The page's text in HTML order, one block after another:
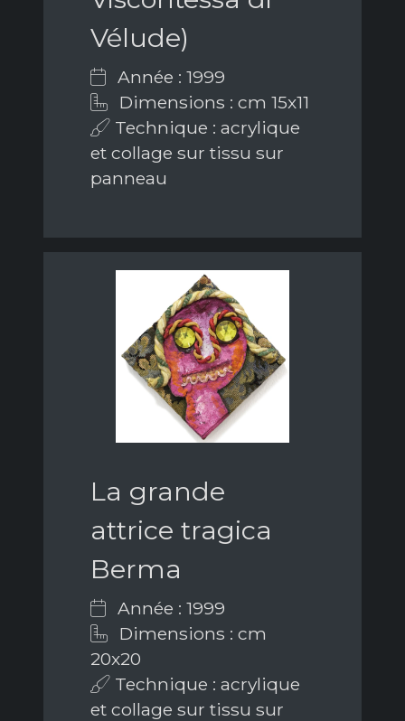
Vélude)
Année : 1999
Dimensions : cm 15x11
Technique : acrylique
et collage sur tissu sur
panneau
La grande
attrice tragica
Berma
Année : 1999
Dimensions : cm
20x20
Technique : acrylique
et collage sur tissu sur